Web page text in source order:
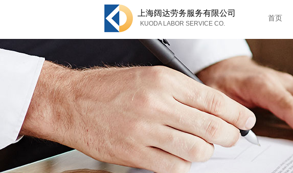
首页
上海阔达劳务服务有限公司
KUODA LABOR SERVICE CO.